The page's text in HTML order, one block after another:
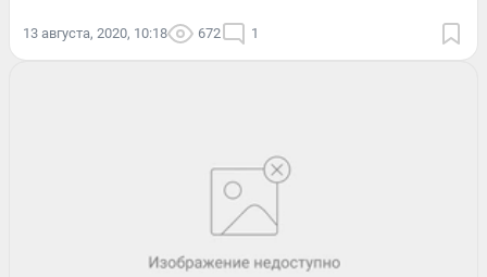
13 августа, 2020, 10:18 672 1